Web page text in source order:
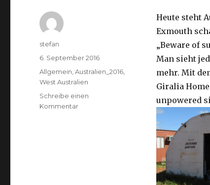
Heute steht
Exmouth
„Beware of
Man sieht
mehr. Mit
Giralia
unpowered
Autor
stefan
Veröffentlicht
am
6. September 2016
Kategorien
Allgemein ,Australien_2016
West Australien
Schreibe einen
Kommentarzu